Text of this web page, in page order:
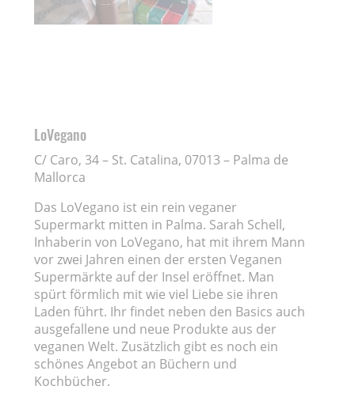
LoVegano
C/ Caro, 34 – St. Catalina, 07013 – Palma de
Mallorca
Das LoVegano ist ein rein veganer
Supermarkt mitten in Palma. Sarah Schell,
Inhaberin von LoVegano, hat mit ihrem Mann
vor zwei Jahren einen der ersten Veganen
Supermärkte auf der Insel eröffnet. Man
spürt förmlich mit wie viel Liebe sie ihren
Laden führt. Ihr findet neben den Basics auch
ausgefallene und neue Produkte aus der
veganen Welt. Zusätzlich gibt es noch ein
schönes Angebot an Büchern und
Kochbücher.